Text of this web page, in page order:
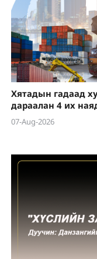
Хятадын гадаад
дараалан 4 их
07-Aug-2026